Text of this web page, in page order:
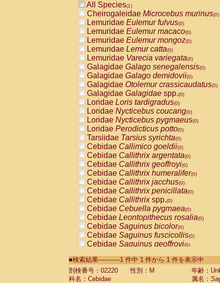
All Species(1)
Cheirogaleidae Microcebus murinus(0)
Lemuridae Eulemur fulvus(0)
Lemuridae Eulemur macaco(0)
Lemuridae Eulemur mongoz(0)
Lemuridae Lemur catta(0)
Lemuridae Varecia variegata(0)
Galagidae Galago senegalensis(0)
Galagidae Galago demidovii(0)
Galagidae Otolemur crassicaudatus(0)
Galagidae Galagidae spp.(0)
Loridae Loris tardigradus(0)
Loridae Nycticebus coucang(0)
Loridae Nycticebus pygmaeus(0)
Loridae Perodicticus potto(0)
Tarsiidae Tarsius syrichta(0)
Cebidae Callimico goeldii(0)
Cebidae Callithrix argentata(0)
Cebidae Callithrix geoffroyi(0)
Cebidae Callithrix humeralifer(0)
Cebidae Callithrix jacchus(0)
Cebidae Callithrix penicillata(0)
Cebidae Callithrixspp.(0)
Cebidae Cebuella pygmaea(0)
Cebidae Leontopithecus rosalia(0)
Cebidae Saguinus bicolor(0)
Cebidae Saguinus fuscicollis(0)
Cebidae Saguinus geoffroyi(0)
CebidaeSaguinus labiatus(0)
Cebidae Saguinus leucopus (0)
Cebidae
■検索結果-----------1 件中 1 件から 1 件を表示中
剖検番号：02220
性別：M
年齢：
科名：Cebidae
属名：